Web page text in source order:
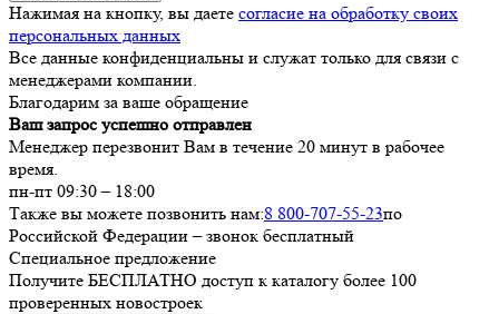
Нажимая на кнопку, вы даете согласие на обработку своих
персональных данных
Все данные конфиденциальны и служат только для связи с
менеджерами компании.
Благодарим за ваше обращение
Ваш запрос успешно отправлен
Менеджер перезвонит Вам в течение 20 минут в рабочее
время.
пн-пт 09:30 – 18:00
Также вы можете позвонить нам:8 800-707-55-23по
Российской Федерации – звонок бесплатный
Специальное предложение
Получите БЕСПЛАТНО доступ к каталогу более 100
проверенных новостроек